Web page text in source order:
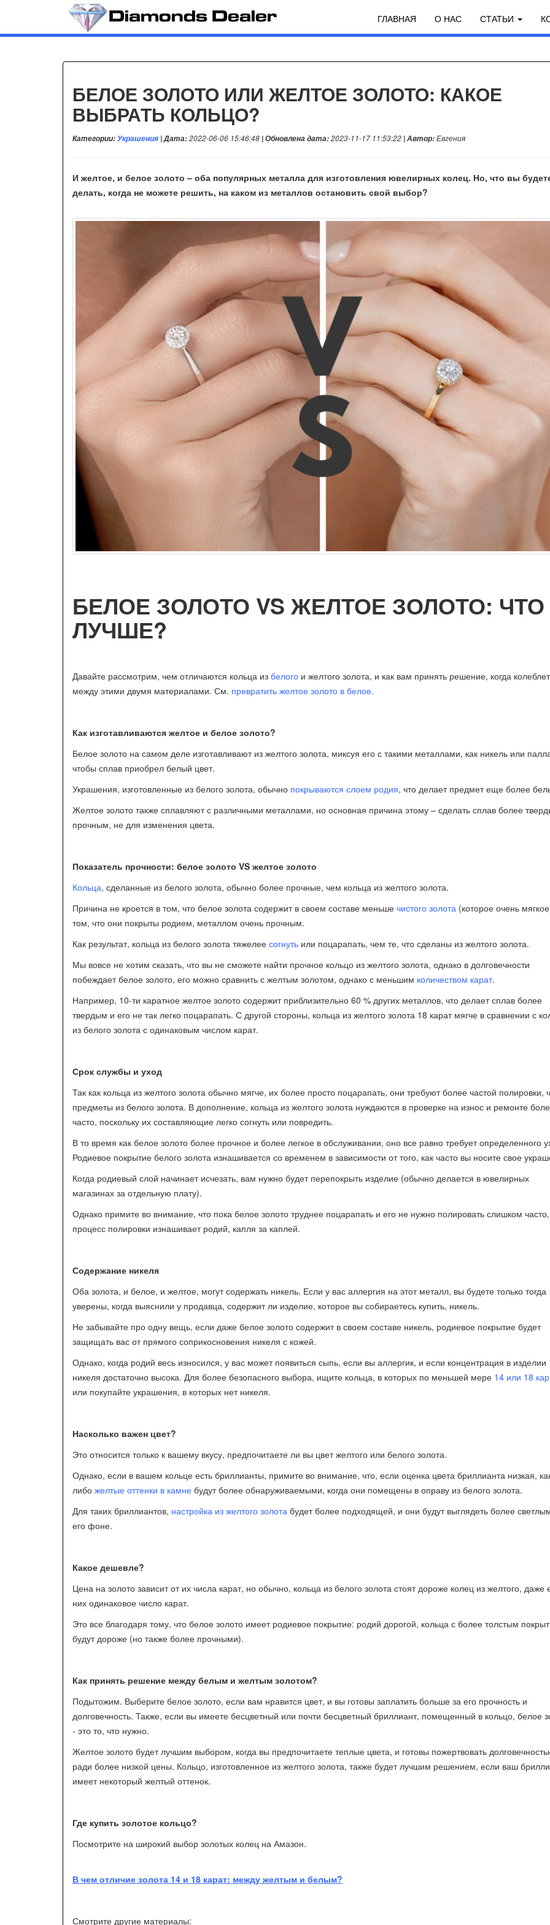
ГЛАВНАЯ О НАС СТАТЬИ
БЕЛОЕ ЗОЛОТО ИЛИ ЖЕЛТОЕ ЗОЛОТО: КАКОЕ
ВЫБРАТЬ КОЛЬЦО?
Категории:Украшения | Дата:2022-06-06 15:46:48 | Обновлена дата:2023-11-17 11:53:22 | Автор:Евгения
И желтое, и белое золото – оба популярных металла для изготовления ювелирных колец. Но, что вы
делать, когда не можете решить, на каком из металлов остановить свой выбор?
БЕЛОЕ ЗОЛОТО VS ЖЕЛТОЕ ЗОЛОТО: ЧТО
ЛУЧШЕ?
Давайте рассмотрим, чем отличаются кольца из белого и желтого золота, и как вам принять решение, когда
между этими двумя материалами. См. превратить желтое золото в белое.
Как изготавливаются желтое и белое золото?
Белое золото на самом деле изготавливают из желтого золота, миксуя его с такими металлами, как никель или
чтобы сплав приобрел белый цвет.
Украшения, изготовленные из белого золота, обычно покрываются слоем родия, что делает предмет еще более
Желтое золото также сплавляют с различными металлами, но основная причина этому – сделать сплав более
прочным, не для изменения цвета.
Показатель прочности: белое золото VS желтое золото
Кольца, сделанные из белого золота, обычно более прочные, чем кольца из желтого золота.
Причина не кроется в том, что белое золота содержит в своем составе меньше чистого золота (которое очень
том, что они покрыты родием, металлом очень прочным.
Как результат, кольца из белого золота тяжелее согнуть или поцарапать, чем те, что сделаны из желтого золота.
Мы вовсе не хотим сказать, что вы не сможете найти прочное кольцо из желтого золота, однако в долговечности
побеждает белое золото, его можно сравнить с желтым золотом, однако с меньшим количеством карат.
Например, 10-ти каратное желтое золото содержит приблизительно 60 % других металлов, что делает сплав более
твердым и его не так легко поцарапать. С другой стороны, кольца из желтого золота 18 карат мягче в сравнении с
из белого золота с одинаковым числом карат.
Срок службы и уход
Так как кольца из желтого золота обычно мягче, их более просто поцарапать, они требуют более частой полировки,
предметы из белого золота. В дополнение, кольца из желтого золота нуждаются в проверке на износ и ремонте
часто, поскольку их составляющие легко согнуть или повредить.
В то время как белое золото более прочное и более легкое в обслуживании, оно все равно требует определенного
Родиевое покрытие белого золота изнашивается со временем в зависимости от того, как часто вы носите свое
Когда родиевый слой начинает исчезать, вам нужно будет перепокрыть изделие (обычно делается в ювелирных
магазинах за отдельную плату).
Однако примите во внимание, что пока белое золото труднее поцарапать и его не нужно полировать слишком часто,
процесс полировки изнашивает родий, капля за каплей.
Содержание никеля
Оба золота, и белое, и желтое, могут содержать никель. Если у вас аллергия на этот металл, вы будете только тогда
уверены, когда выяснили у продавца, содержит ли изделие, которое вы собираетесь купить, никель.
Не забывайте про одну вещь, если даже белое золото содержит в своем составе никель, родиевое покрытие будет
защищать вас от прямого соприкосновения никеля с кожей.
Однако, когда родий весь износился, у вас может появиться сыпь, если вы аллергик, и если концентрация в изделии
никеля достаточно высока. Для более безопасного выбора, ищите кольца, в которых по меньшей мере 14 или 18
или покупайте украшения, в которых нет никеля.
Насколько важен цвет?
Это относится только к вашему вкусу, предпочитаете ли вы цвет желтого или белого золота.
Однако, если в вашем кольце есть бриллианты, примите во внимание, что, если оценка цвета бриллианта низкая,
либо желтые оттенки в камне будут более обнаруживаемыми, когда они помещены в оправу из белого золота.
Для таких бриллиантов, настройка из желтого золота будет более подходящей, и они будут выглядеть более
его фоне.
Какое дешевле?
Цена на золото зависит от их числа карат, но обычно, кольца из белого золота стоят дороже колец из желтого, даже
них одинаковое число карат.
Это все благодаря тому, что белое золото имеет родиевое покрытие: родий дорогой, кольца с более толстым
будут дороже (но также более прочными).
Как принять решение между белым и желтым золотом?
Подытожим. Выберите белое золото, если вам нравится цвет, и вы готовы заплатить больше за его прочность и
долговечность. Также, если вы имеете бесцветный или почти бесцветный бриллиант, помещенный в кольцо, белое
- это то, что нужно.
Желтое золото будет лучшим выбором, когда вы предпочитаете теплые цвета, и готовы пожертвовать
ради более низкой цены. Кольцо, изготовленное из желтого золота, также будет лучшим решением, если ваш
имеет некоторый желтый оттенок.
Где купить золотое кольцо?
Посмотрите на широкий выбор золотых колец на Амазон.
В чем отличие золота 14 и 18 карат: между желтым и белым?
Смотрите другие материалы: